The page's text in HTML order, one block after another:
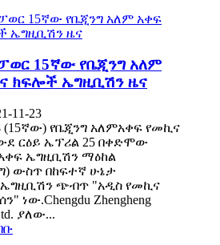
15ኛው የቤጂንግ አለም
ክፍሎች ኤግዚቢሽን ዜና
11-23
(15ኛው) የቤጂንግ አለምአቀፍ የመኪና
ርዕይ ኤፕሪል 25 በቀድሞው
ኤግዚቢሽን ማዕከል
ውስጥ በከፍተኛ ሁኔታ
ኤግዚቢሽን ጭብጥ "አዲስ የመኪና
ነው.Chengdu Zhengheng
ያለው...